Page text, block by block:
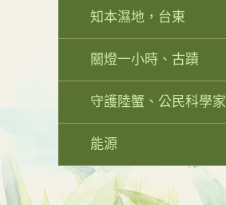
知本濕地，台東
關燈一小時、古蹟
守護陸蟹、公民科學家
能源